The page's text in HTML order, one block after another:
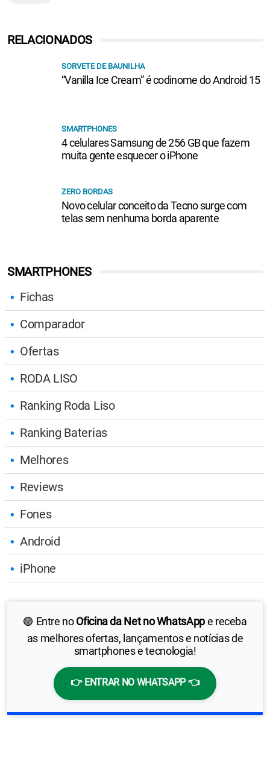
SMARTPHONES
Fichas
Comparador
Ofertas
RODA LISO
Ranking Roda Liso
Ranking Baterias
Melhores
Reviews
Fones
Android
iPhone
🟢 Entre noOficina da Net no WhatsAppe receba
as melhores ofertas, lançamentos e notícias de
smartphones e tecnologia!
👉 ENTRAR NO WHATSAPP 👈
RELACIONADOS
SORVETE DE BAUNILHA
“Vanilla Ice Cream” é codinome do Android 15
SMARTPHONES
4 celulares Samsung de 256 GB que fazem
muita gente esquecer o iPhone
ZERO BORDAS
Novo celular conceito da Tecno surge com
telas sem nenhuma borda aparente